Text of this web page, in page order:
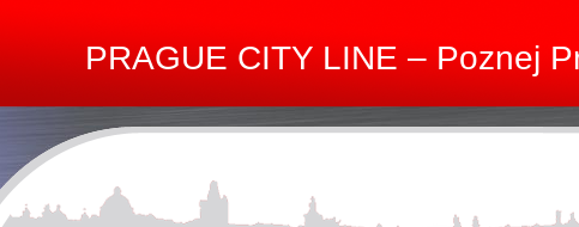
PRAGUE CITY LINE – Poznej